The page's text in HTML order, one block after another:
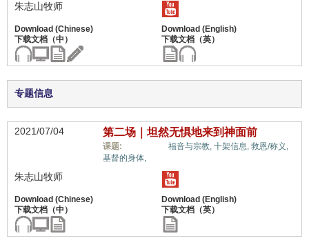
朱志山牧师
专题信息
2021/07/04 第二场｜坦然无惧地来到神面前
课题: 福音与宗教, 十架信息, 救恩/称义,
基督的身体,
朱志山牧师